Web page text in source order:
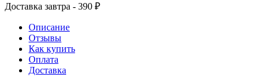
Доставка завтра - 390 ₽
Описание
Отзывы
Как купить
Оплата
Доставка